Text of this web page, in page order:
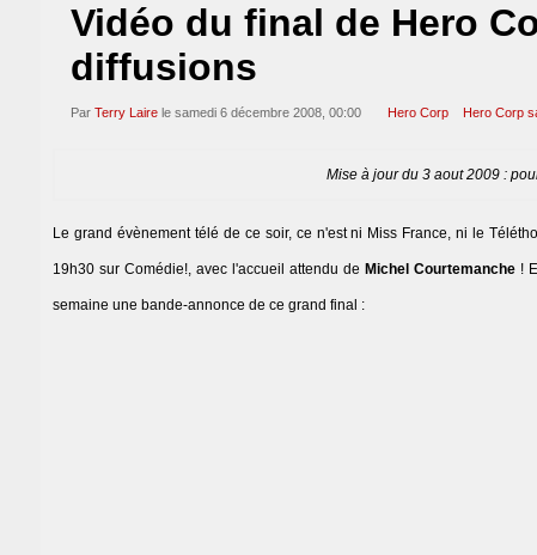
Vidéo du final de Hero
diffusions
Par Terry Laire le samedi 6 décembre 2008, 00:00 Hero Corp Hero Corp
Mise à jour du 3 aout 2009 :
Le grand évènement télé de ce soir, ce n'est ni Miss France, ni le
19h30 sur Comédie!, avec l'accueil attendu de Michel Courtemanche !
semaine une bande-annonce de ce grand final :